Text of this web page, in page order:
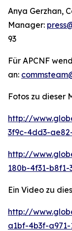
Anya Gerzhan,
Manager:
93
Für APCNF
an:
Fotos zu dieser
http://
3f9c-4dd3-
http://
180b-4f31-b8f1-
Ein Video zu
http://
a1bf-4b3f-